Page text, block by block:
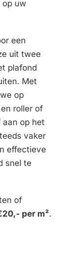
uw
een
uit twee
plafond
Met
op
roller of
op het
vaker
effectieve
snel te
of
per m².